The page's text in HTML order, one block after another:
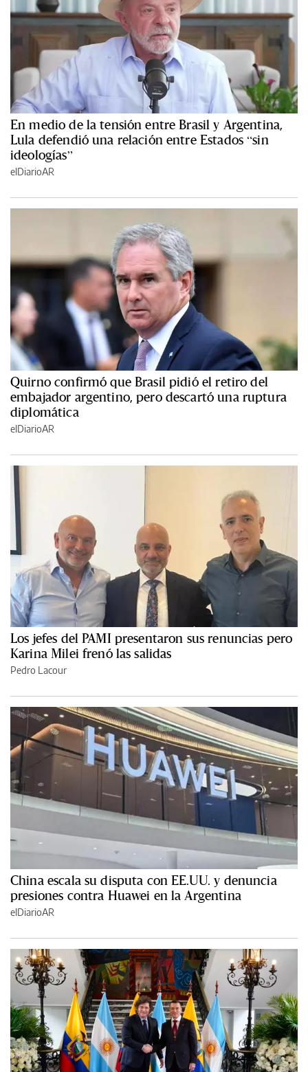
En medio de la tensión entre Brasil y Argentina,
Lula defendió una relación entre Estados “sin
ideologías”
elDiarioAR
Quirno confirmó que Brasil pidió el retiro del
embajador argentino, pero descartó una ruptura
diplomática
elDiarioAR
Los jefes del PAMI presentaron sus renuncias pero
Karina Milei frenó las salidas
Pedro Lacour
China escala su disputa con EE.UU. y denuncia
presiones contra Huawei en la Argentina
elDiarioAR